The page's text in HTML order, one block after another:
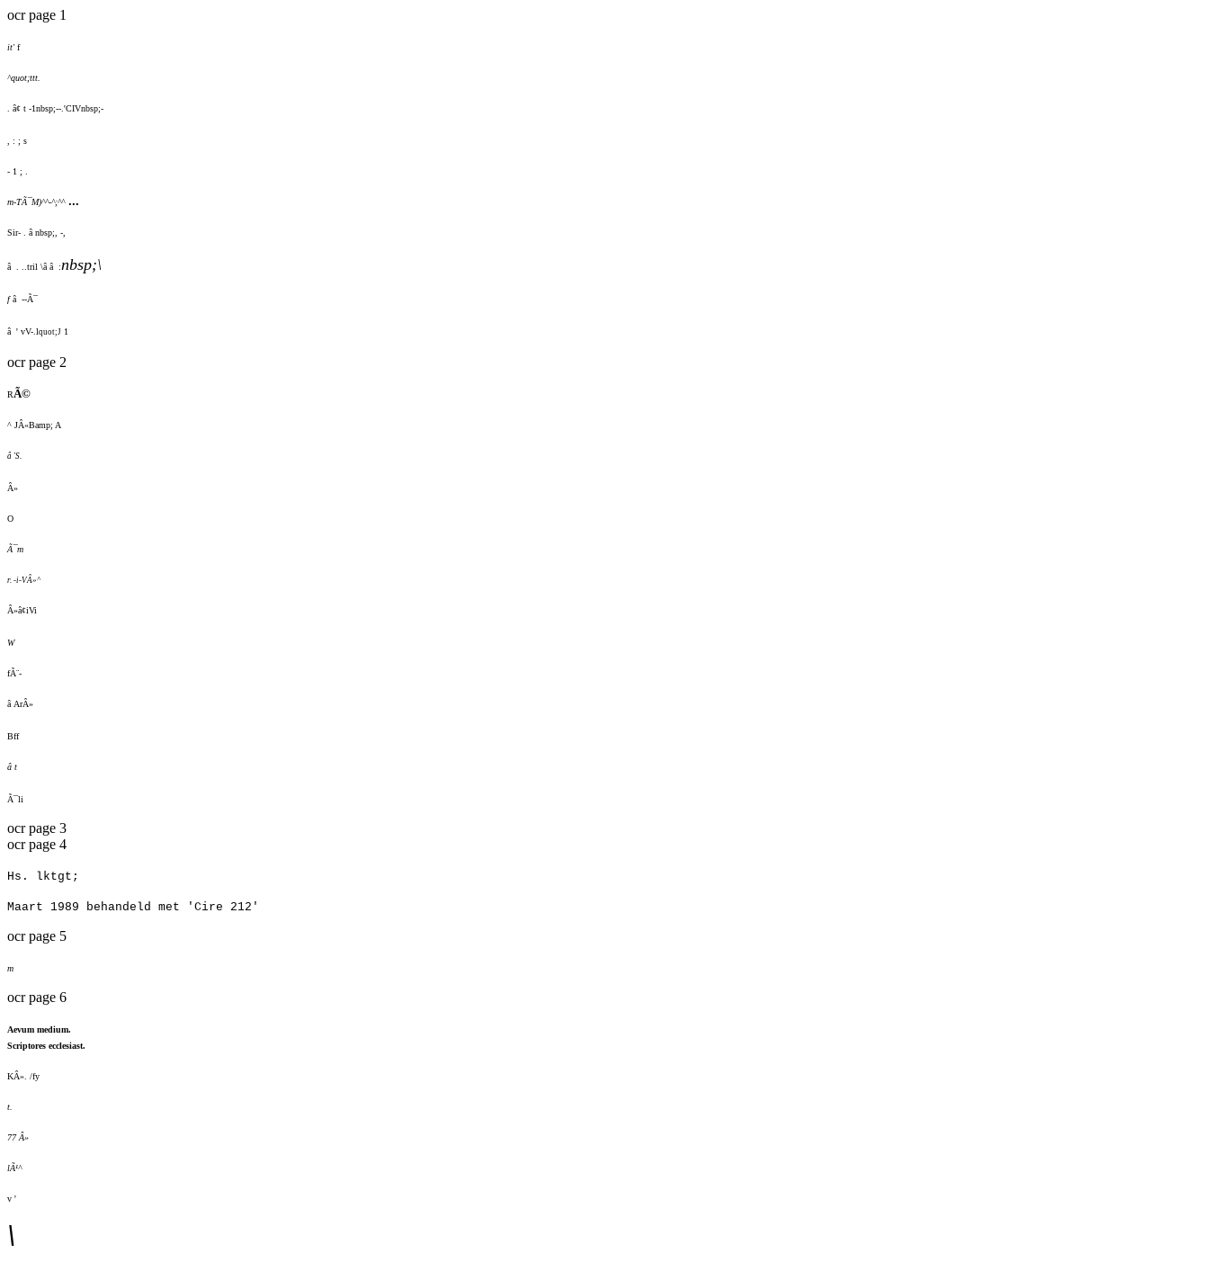
ocr page 1
it'f
^quot;ttt.
. â¢ t -1nbsp;--.'CIVnbsp;-
, : ; s
- 1 ; .
m-TÃ¯M)^^-^;^^...
Sir- . â nbsp;, -,
â . ..tril \â â :nbsp;\
fâ --Ã¯
â ' vV-.lquot;J 1
ocr page 2
RÃ©
^ JÂ«Bamp; A
â 'S.
Â»
O
Ã¯m
r. -i-VÂ»^
Â»â¢iVi
W
fÃ¨-
â ArÂ»
Bff
â t
Ã¯li
ocr page 3
ocr page 4
Hs. lktgt;
Maart 1989 behandeld met 'Cire 212'
ocr page 5
m
ocr page 6
Aevum medium.
Scriptores ecclesiast.
KÂ». /fy
t.
77 Â»
lÃ¹^
v '
\